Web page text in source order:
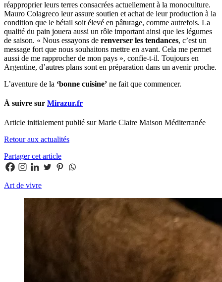
réapproprier leurs terres consacrées actuellement à la monoculture.
Mauro Colagreco leur assure soutien et achat de leur production à la
condition que le bétail soit élevé en pâturage, comme autrefois. La
qualité du pain jouera aussi un rôle important ainsi que les légumes
de saison. « Nous essayons de renverser les tendances, c’est un
message fort que nous souhaitons mettre en avant. Cela me permet
aussi de me rapprocher de mon pays », confie-t-il. Toujours en
Argentine, d’autres plans sont en préparation dans un avenir proche.
L’aventure de la ‘bonne cuisine’ ne fait que commencer.
À suivre sur Mirazur.fr
Article initialement publié sur Marie Claire Maison Méditerranée
Retour aux actualités
Partager cet article
Art de vivre